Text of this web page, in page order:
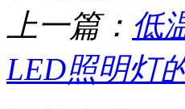
上一篇： 低
LED照明灯